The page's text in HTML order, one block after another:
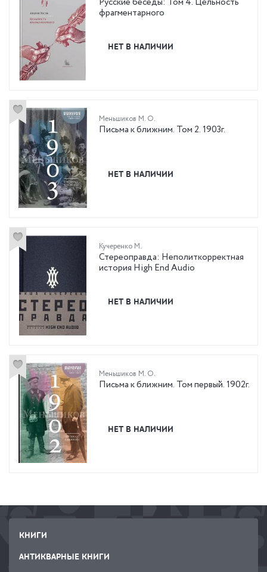
фрагментарного
НЕТ В НАЛИЧИИ
Меньшиков М. О.
Письма к ближним. Том 2. 1903г.
НЕТ В НАЛИЧИИ
Кучеренко М.
Стереоправда: Неполиткорректная
история High End Audio
НЕТ В НАЛИЧИИ
Меньшиков М. О.
Письма к ближним. Том первый. 1902г.
НЕТ В НАЛИЧИИ
КНИГИ
АНТИКВАРНЫЕ КНИГИ